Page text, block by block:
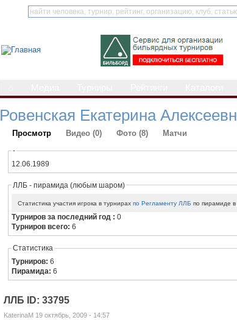
Ровенская Екатерина
Просмотр Видео (0) Фото (8) Матчи
-
12.06.1989
ЛЛБ - пирамида (любым шаром)
Статистика участия игрока в турнирахпо Регламенту ЛЛБ по пирамиде
Турниров за последний год :0
Турниров всего:6
Статистика
Турниров:6
Пирамида:6
ЛЛБ ID: 33795
KaterinaM 19 октябрь, 2009 - 14:57